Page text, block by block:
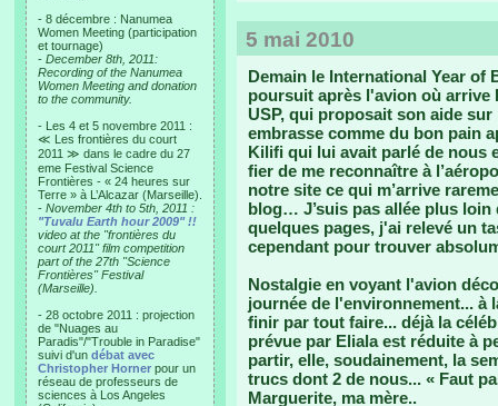
- 8 décembre : Nanumea
Women Meeting (participation
et tournage)
- December 8th, 2011:
Recording of the Nanumea
Women Meeting and donation
to the community.
- Les 4 et 5 novembre 2011 :
≪ Les frontières du court
2011 ≫ dans le cadre du 27
eme Festival Science
Frontières - « 24 heures sur
Terre » à L’Alcazar (Marseille).
- November 4th to 5th, 2011 :
"Tuvalu Earth hour 2009" !!
video at the "frontières du
court 2011" film competition
part of the 27th "Science
Frontières" Festival
(Marseille).
- 28 octobre 2011 : projection
de "Nuages au
Paradis"/"Trouble in Paradise"
suivi d'un débat avec
Christopher Horner pour un
réseau de professeurs de
sciences à Los Angeles
5 mai 2010
Demain le International Year of
poursuit après l'avion où arrive
USP, qui proposait son aide
embrasse comme du bon pain
Kilifi qui lui avait parlé de nous
fier de me reconnaître à
notre site ce qui m’arrive
blog… J’suis pas allée plus
quelques pages, j'ai relevé un
cependant pour trouver
Nostalgie en voyant l'avion
journée de l'environnement... à
finir par tout faire... déjà la
prévue par Eliala est réduite à
partir, elle, soudainement, la
trucs dont 2 de nous... « Faut
Marguerite, ma mère..